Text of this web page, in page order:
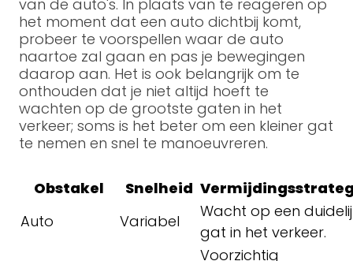
van de auto's. In plaats van te reageren op
het moment dat een auto dichtbij komt,
probeer te voorspellen waar de auto
naartoe zal gaan en pas je bewegingen
daarop aan. Het is ook belangrijk om te
onthouden dat je niet altijd hoeft te
wachten op de grootste gaten in het
verkeer; soms is het beter om een kleiner gat
te nemen en snel te manoeuvreren.
Obstakel Snelheid
Auto
Variabel
Wacht op een
gat in het verkeer.
Voorzichtig